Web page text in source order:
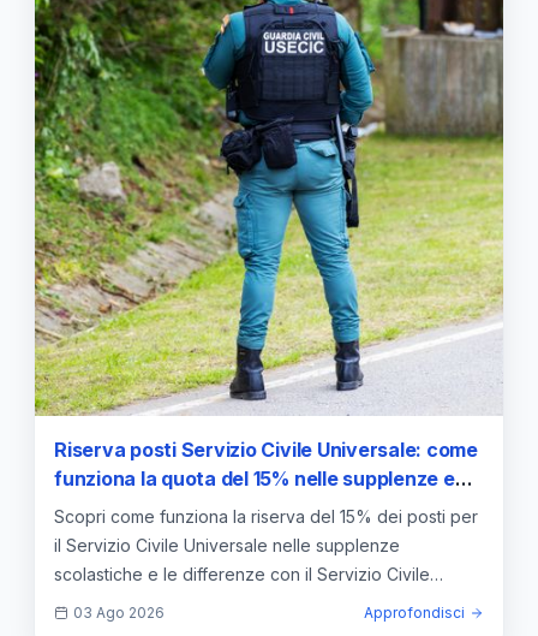
Riserva posti Servizio Civile Universale: come
funziona la quota del 15% nelle supplenze e
nelle GPS
Scopri come funziona la riserva del 15% dei posti per
il Servizio Civile Universale nelle supplenze
scolastiche e le differenze con il Servizio Civile
Nazionale.
03 Ago 2026 Approfondisci